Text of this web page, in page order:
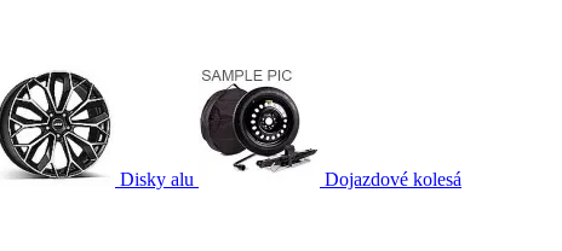
Disky alu
Dojazdové kolesá